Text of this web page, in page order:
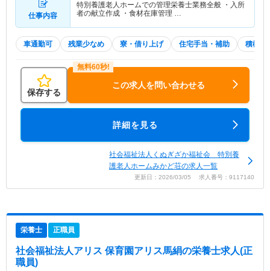
仕事内容
特別養護老人ホームでの管理栄養士業務全般 ・入所
者の献立作成 ・食材在庫管理 …
車通勤可 残業少なめ 寮・借り上げ 住宅手当・補助 積極採
保存する
この求人を問い合わせる
詳細を見る
社会福祉法人くぬぎざか福祉会 特別養
護老人ホームみかど荘の求人一覧
更新日：2026/03/05 求人番号：9117140
栄養士 正職員
社会福祉法人アリス 保育園アリス馬絹の栄養士求人(正
職員)